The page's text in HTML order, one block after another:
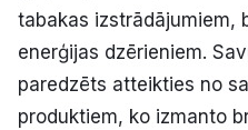
Ziņo
Facebook Instagram
tabakas izstrādājumiem,
enerģijas dzērieniem.
paredzēts atteikties no
produktiem, ko izmanto